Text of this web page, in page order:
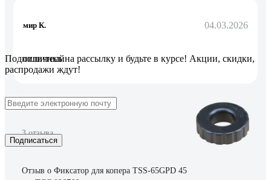
мир К. 04.03.2026
отличный
3 отзыва
Отзыв о Фиксатор для копера TSS-65GPD 45
Подпишитесьна рассылку и будьте в курсе! Акции, скидки,
распродажи ждут!
Подписаться